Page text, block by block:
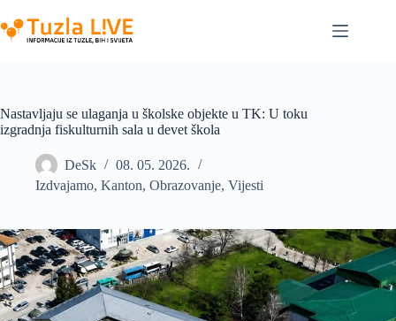
to
content
Nastavljaju se ulaganja u školske objekte u TK: U toku
izgradnja fiskulturnih sala u devet škola
DeSk
08. 05. 2026.
Izdvajamo, Kanton, Obrazovanje, Vijesti